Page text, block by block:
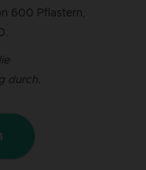
600 Pflastern,
durch.